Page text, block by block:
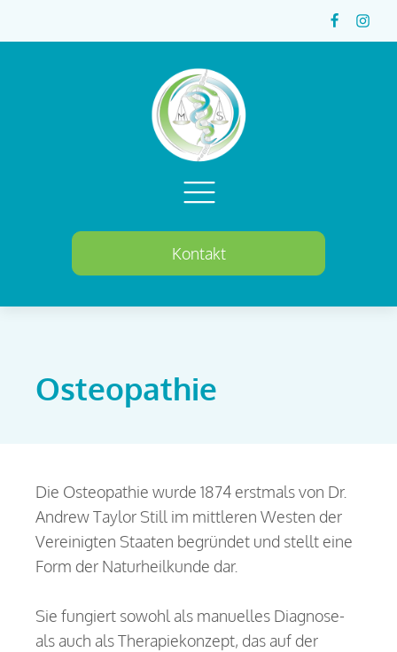
Kontakt
Osteopathie
Die Osteopathie wurde 1874 erstmals von Dr.
Andrew Taylor Still im mittleren Westen der
Vereinigten Staaten begründet und stellt eine
Form der Naturheilkunde dar.
Sie fungiert sowohl als manuelles Diagnose-
als auch als Therapiekonzept, das auf der